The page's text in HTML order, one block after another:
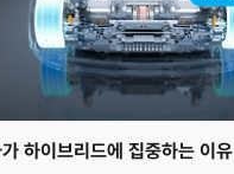
하이브리드에 집중하는 이유